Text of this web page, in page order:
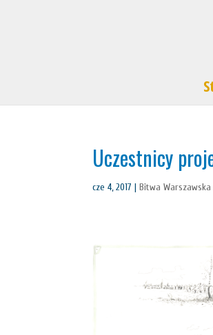
Uczestnicy
cze 4, 2017 |Bitwa Warszawska